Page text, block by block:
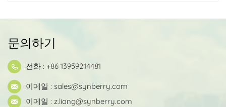
장 일반적인 재료입니다. 견고하고 내구성이 뛰어나고 방
풍이 방수되고 청소하기 쉽기 때문에 학생 배낭에 선호되
는 자료가됩니다. 가장 내구성있는 학생 배낭을 찾고 있다
면 이음새와 스트레스 지점을 강화하여 매일 마모를 견딜
수 있습니다. 기능 : 배낭에는 충분한 저장 공간이 있어야하
며 방수 및 청소가 쉬워야합니다. 아이들은 종종 스포츠 장
문의하기
전화 : +86 13959214481
이메일 : sales@synberry.com
이메일 : z.liang@synberry.com